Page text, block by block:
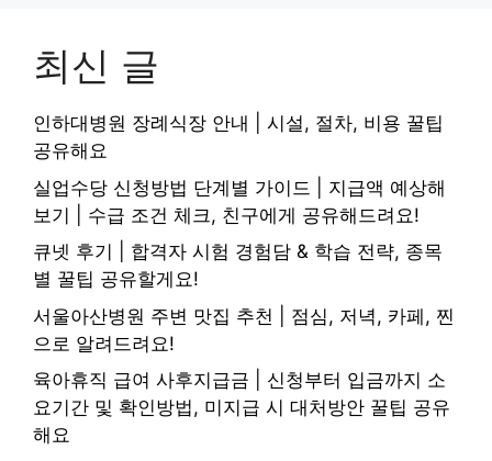
최신 글
인하대병원 장례식장 안내 | 시설, 절차, 비용 꿀팁
공유해요
실업수당 신청방법 단계별 가이드 | 지급액 예상해
보기 | 수급 조건 체크, 친구에게 공유해드려요!
큐넷 후기 | 합격자 시험 경험담 & 학습 전략, 종목
별 꿀팁 공유할게요!
서울아산병원 주변 맛집 추천 | 점심, 저녁, 카페, 찐
으로 알려드려요!
육아휴직 급여 사후지급금 | 신청부터 입금까지 소
요기간 및 확인방법, 미지급 시 대처방안 꿀팁 공유
해요